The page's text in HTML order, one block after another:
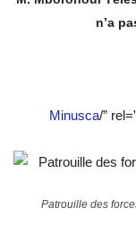
n’a
Minusca/”
Patrouille des